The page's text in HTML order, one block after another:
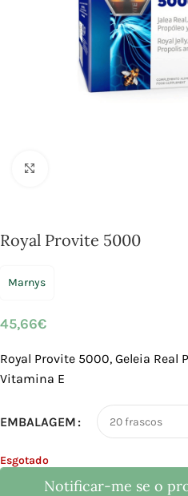
Royal Provite 5000
Marnys
45,66€
Royal Provite 5000, Geleia Real
Vitamina E
EMBALAGEM
Esgotado
Notificar-me se o